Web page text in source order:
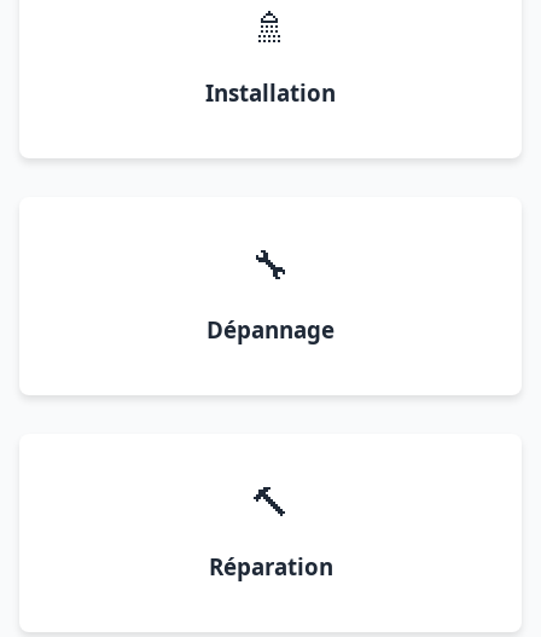
🚿
Installation
🔧
Dépannage
🔨
Réparation